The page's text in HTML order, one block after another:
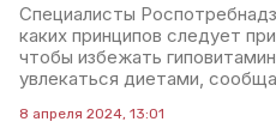
Специалисты
каких принципов следует
чтобы избежать
увлекаться диетами,
8 апреля 2024, 13:01